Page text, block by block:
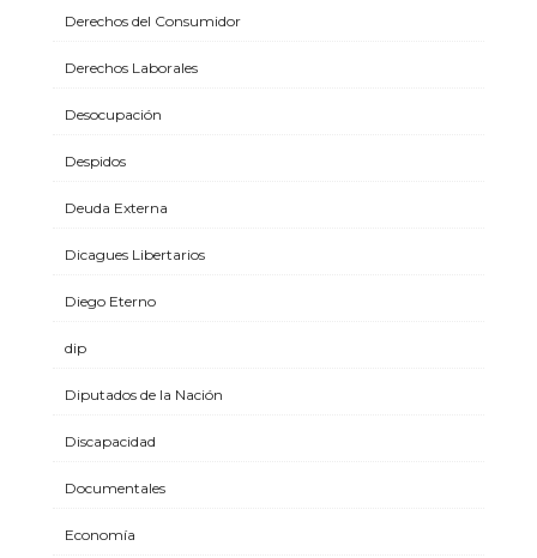
Derechos del Consumidor
Derechos Laborales
Desocupación
Despidos
Deuda Externa
Dicagues Libertarios
Diego Eterno
dip
Diputados de la Nación
Discapacidad
Documentales
Economía